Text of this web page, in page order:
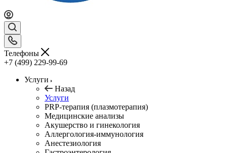
Телефоны
+7 (499) 229-99-69
Услуги
Назад
Услуги
PRP-терапия (плазмотерапия)
Медицинские анализы
Акушерство и гинекология
Аллергология-иммунология
Анестезиология